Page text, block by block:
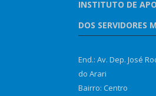
INSTITUTO DE
DOS SERVIDORES
End.: Av. Dep. José
do Arari
Bairro: Centro